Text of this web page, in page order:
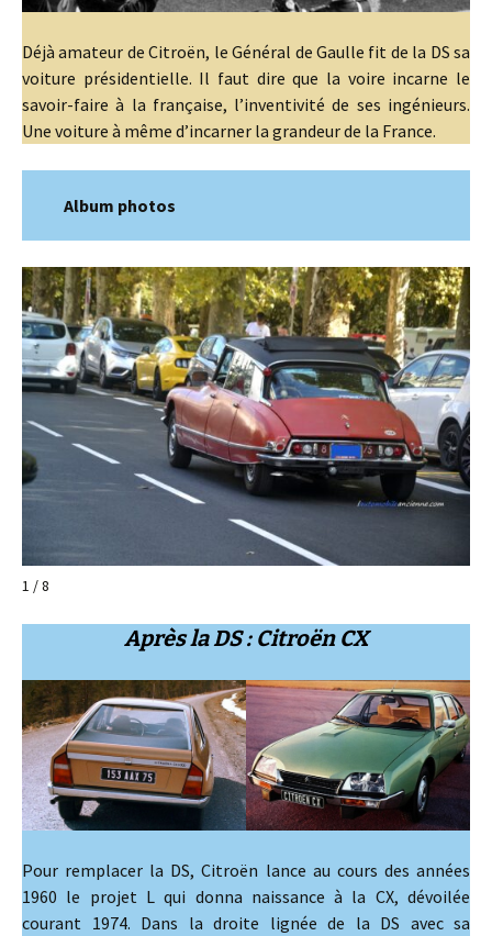
Déjà amateur de Citroën, le Général de Gaulle fit de la DS sa
voiture présidentielle. Il faut dire que la voire incarne le
savoir-faire à la française, l’inventivité de ses ingénieurs.
Une voiture à même d’incarner la grandeur de la France.
Album photos
1 / 8
Après la DS : Citroën CX
Pour remplacer la DS, Citroën lance au cours des années
1960 le projet L qui donna naissance à la CX, dévoilée
courant 1974. Dans la droite lignée de la DS avec sa